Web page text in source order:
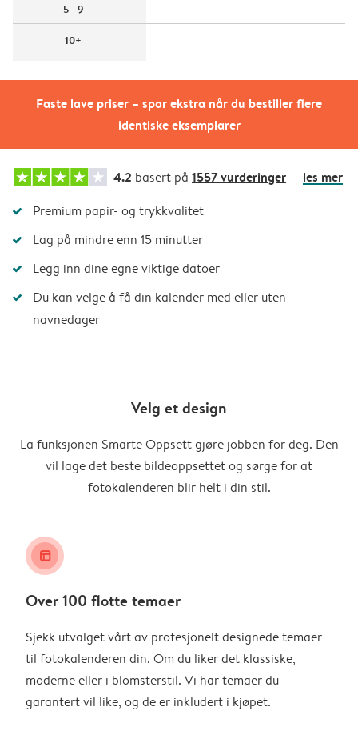
Faste lave priser – spar ekstra når du bestiller flere
identiske eksemplarer
5 - 9
10+
4.2 basert på 1557 vurderinger les mer
Premium papir- og trykkvalitet
Lag på mindre enn 15 minutter
Legg inn dine egne viktige datoer
Du kan velge å få din kalender med eller uten
navnedager
Velg et design
La funksjonen Smarte Oppsett gjøre jobben for deg. Den
vil lage det beste bildeoppsettet og sørge for at
fotokalenderen blir helt i din stil.
layout_alt
Over 100 flotte temaer
Sjekk utvalget vårt av profesjonelt designede temaer
til fotokalenderen din. Om du liker det klassiske,
moderne eller i blomsterstil. Vi har temaer du
garantert vil like, og de er inkludert i kjøpet.